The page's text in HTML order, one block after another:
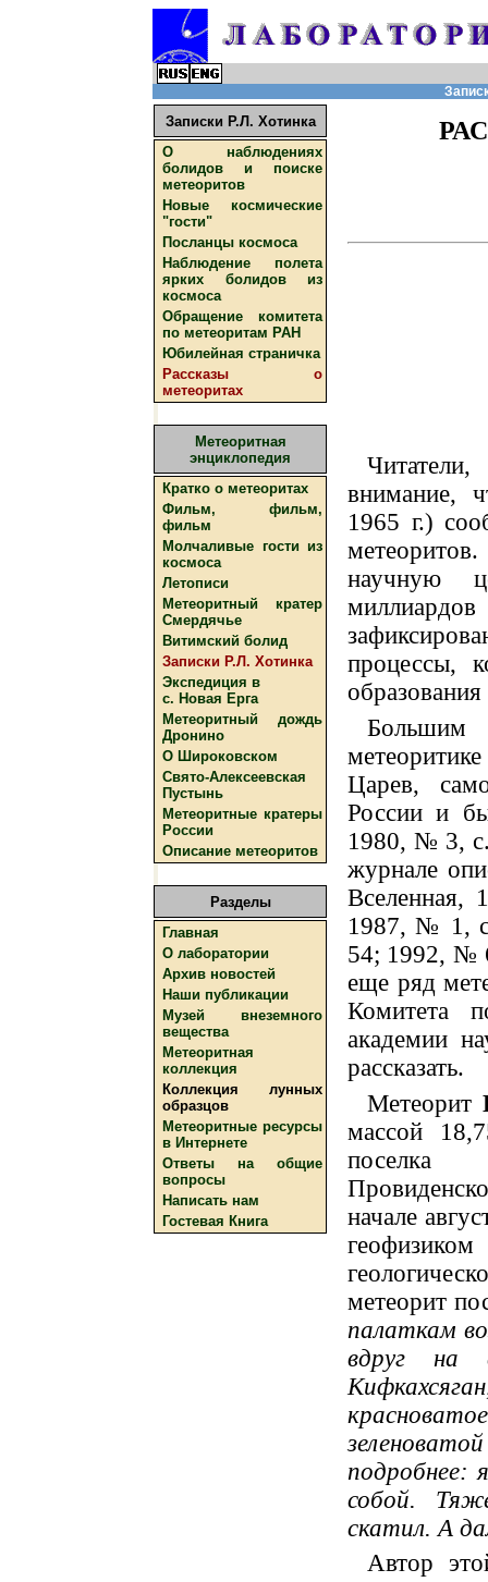
Записки Р.Л. Хотинка
О наблюдениях
болидов и поиске
метеоритов
Новые космические
"гости"
Посланцы космоса
Наблюдение полета
ярких болидов из
космоса
Обращение комитета
по метеоритам РАН
Юбилейная страничка
Рассказы о
метеоритах
Метеоритная
энциклопедия
Кратко о метеоритах
Фильм, фильм,
фильм
Молчаливые гости из
космоса
Летописи
Метеоритный кратер
Смердячье
Витимский болид
Записки Р.Л. Хотинка
Экспедиция в
с. Новая Ерга
Метеоритный дождь
Дронино
О Широковском
Свято-Алексеевская
Пустынь
Метеоритные кратеры
России
Описание метеоритов
Разделы
Главная
О лаборатории
Архив новостей
Наши публикации
Музей внеземного
вещества
Метеоритная
коллекция
Коллекция лунных
образцов
Метеоритные ресурсы
в Интернете
Ответы на общие
вопросы
Написать нам
Гостевая Книга
внимание,
1965 г.)
научную
процессы,
Царев,
России и
1980, № 3,
журнале
1987, № 1,
54; 1992, №
еще ряд
Комитета
академии
рассказать.
Метеорит
массой
начале
метеорит
палаткам
вдруг на
подробнее:
собой.
скатил. А
Автор